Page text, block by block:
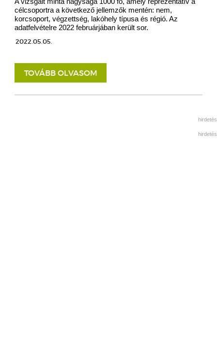
célcsoportra a következő jellemzők mentén: nem,
korcsoport, végzettség, lakóhely típusa és régió. Az
adatfelvételre 2022 februárjában került sor.
2022.05.05.
TOVÁBB OLVASOM
hirdetés
hirdetés